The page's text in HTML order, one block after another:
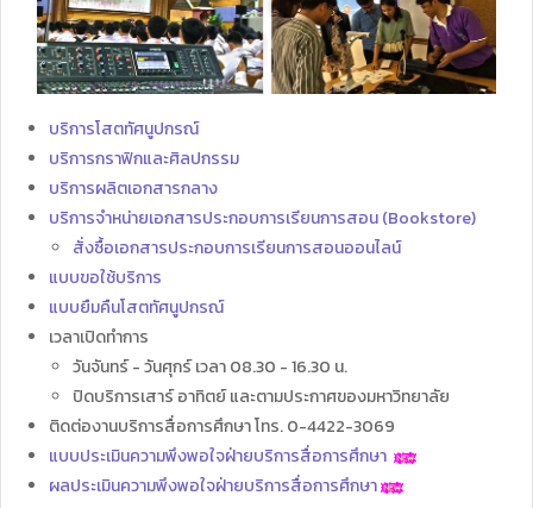
บริการโสตทัศนูปกรณ์
บริการกราฟิกและศิลปกรรม
บริการผลิตเอกสารกลาง
บริการจำหน่ายเอกสารประกอบการเรียนการสอน (Bookstore)
สั่งซื้อเอกสารประกอบการเรียนการสอนออนไลน์
แบบขอใช้บริการ
แบบยืมคืนโสตทัศนูปกรณ์
เวลาเปิดทำการ
วันจันทร์ - วันศุกร์ เวลา 08.30 - 16.30 น.
ปิดบริการเสาร์ อาทิตย์ และตามประกาศของมหาวิทยาลัย
ติดต่องานบริการสื่อการศึกษา โทร. 0-4422-3069
แบบประเมินความพึงพอใจฝ่ายบริการสื่อการศึกษา
ผลประเมินความพึงพอใจฝ่ายบริการสื่อการศึกษา